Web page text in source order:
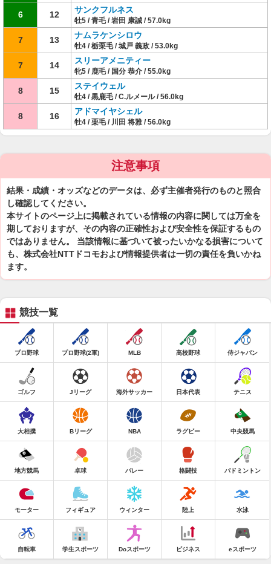
6 12 サンクフルネス
牡5 / 青毛 / 岩田 康誠 / 57.0kg
7 13 ナムラケンシロウ
牡4 / 栃栗毛 / 城戸 義政 / 53.0kg
7 14 スリーアメニティー
牝5 / 鹿毛 / 国分 恭介 / 55.0kg
8 15 ステイウェル
牡4 / 黒鹿毛 / C.ルメール / 56.0kg
8 16 アドマイヤシェル
牡4 / 栗毛 / 川田 将雅 / 56.0kg
注意事項
結果・成績・オッズなどのデータは、必ず主催者発行のものと照合
し確認してください。
本サイトのページ上に掲載されている情報の内容に関しては万全を
期しておりますが、その内容の正確性および安全性を保証するもの
ではありません。 当該情報に基づいて被ったいかなる損害について
も、株式会社NTTドコモおよび情報提供者は一切の責任を負いかね
ます。
競技一覧
プロ野球 プロ野球(2軍) MLB 高校野球 侍ジャパン
ゴルフ Jリーグ 海外サッカー 日本代表 テニス
大相撲 Bリーグ NBA ラグビー 中央競馬
地方競馬 卓球 バレー 格闘技 バドミントン
モーター フィギュア ウィンター 陸上 水泳
自転車 学生スポーツ Doスポーツ ビジネス eスポーツ